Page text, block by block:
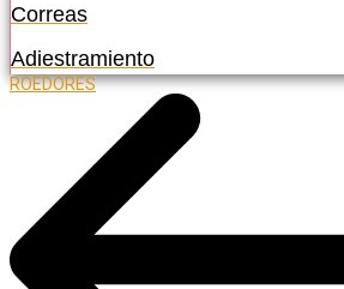
Correas
Adiestramiento
ROEDORES